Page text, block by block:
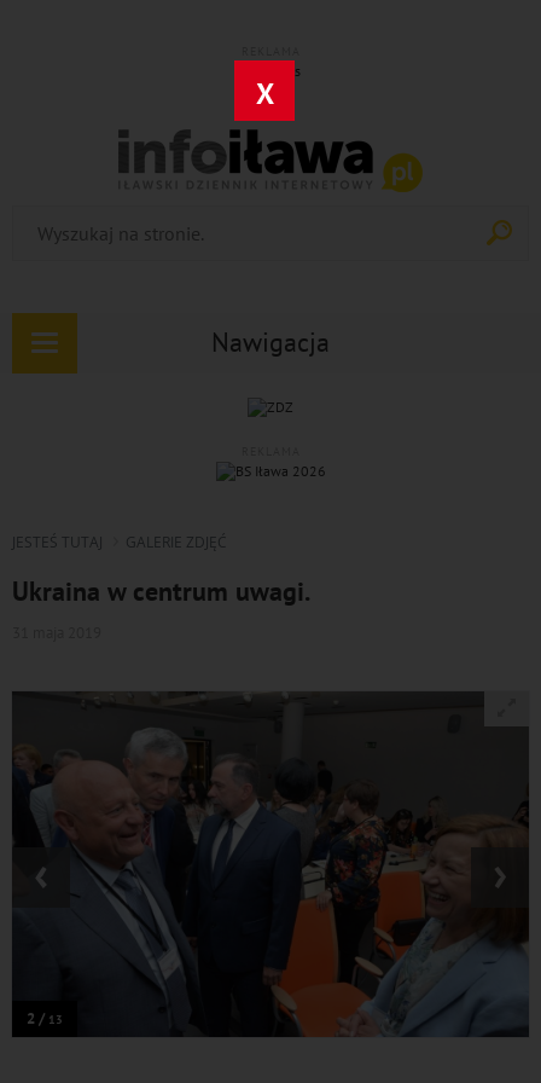
X
Nawigacja
Rozwiń
JESTEŚ TUTAJ GALERIE ZDJĘĆ
Ukraina w centrum uwagi.
2 / 13
‹ ›